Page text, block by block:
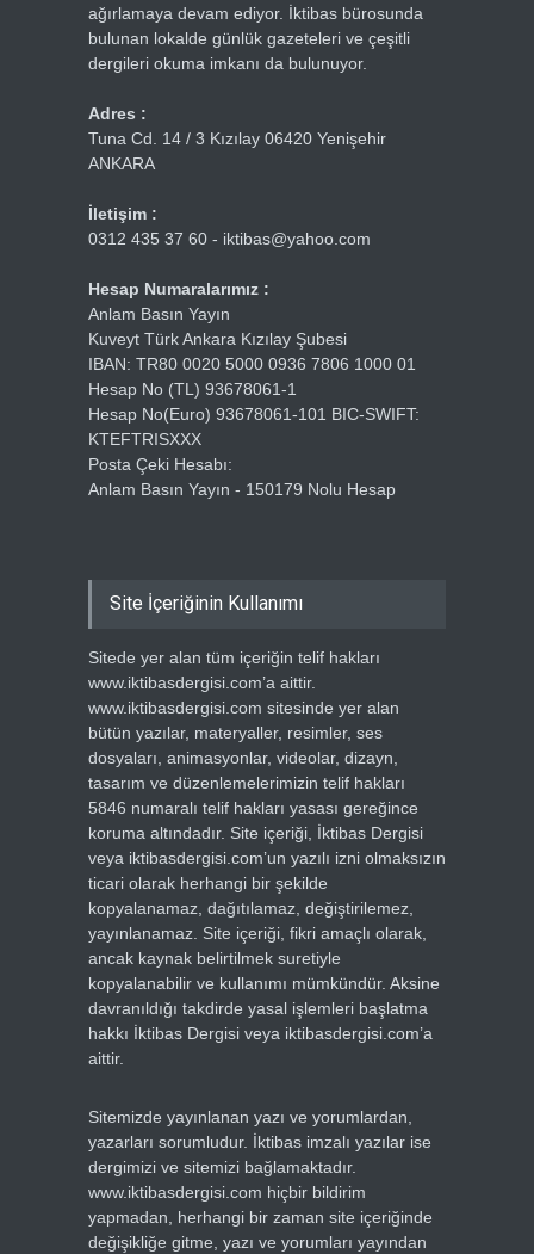
ağırlamaya devam ediyor. İktibas bürosunda
bulunan lokalde günlük gazeteleri ve çeşitli
dergileri okuma imkanı da bulunuyor.
Adres :
Tuna Cd. 14 / 3 Kızılay 06420 Yenişehir
ANKARA
İletişim :
0312 435 37 60 - iktibas@yahoo.com
Hesap Numaralarımız :
Anlam Basın Yayın
Kuveyt Türk Ankara Kızılay Şubesi
IBAN: TR80 0020 5000 0936 7806 1000 01
Hesap No (TL) 93678061-1
Hesap No(Euro) 93678061-101 BIC-SWIFT:
KTEFTRISXXX
Posta Çeki Hesabı:
Anlam Basın Yayın - 150179 Nolu Hesap
Site İçeriğinin Kullanımı
Sitede yer alan tüm içeriğin telif hakları
www.iktibasdergisi.com’a aittir.
www.iktibasdergisi.com sitesinde yer alan
bütün yazılar, materyaller, resimler, ses
dosyaları, animasyonlar, videolar, dizayn,
tasarım ve düzenlemelerimizin telif hakları
5846 numaralı telif hakları yasası gereğince
koruma altındadır. Site içeriği, İktibas Dergisi
veya iktibasdergisi.com’un yazılı izni olmaksızın
ticari olarak herhangi bir şekilde
kopyalanamaz, dağıtılamaz, değiştirilemez,
yayınlanamaz. Site içeriği, fikri amaçlı olarak,
ancak kaynak belirtilmek suretiyle
kopyalanabilir ve kullanımı mümkündür. Aksine
davranıldığı takdirde yasal işlemleri başlatma
hakkı İktibas Dergisi veya iktibasdergisi.com’a
aittir.
Sitemizde yayınlanan yazı ve yorumlardan,
yazarları sorumludur. İktibas imzalı yazılar ise
dergimizi ve sitemizi bağlamaktadır.
www.iktibasdergisi.com hiçbir bildirim
yapmadan, herhangi bir zaman site içeriğinde
değişikliğe gitme, yazı ve yorumları yayından